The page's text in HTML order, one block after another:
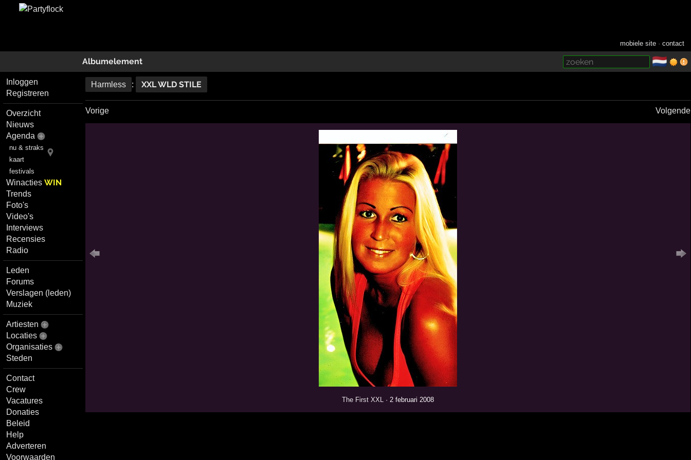
mobiele site ·contact
Albumelement 🇳🇱
Inloggen
Registreren
Overzicht
Nieuws
Agenda
nu & straks
kaart
festivals
WinactiesWIN
Trends
Foto's
Video's
Interviews
Recensies
Radio
Leden
Forums
Verslagen (leden)
Muziek
Artiesten
Locaties
Organisaties
Steden
Contact
Crew
Vacatures
Donaties
Beleid
Help
Adverteren
Voorwaarden
Harmless : XXL WLD STILE
Vorige Volgende
The First XXL · 2 februari 2008